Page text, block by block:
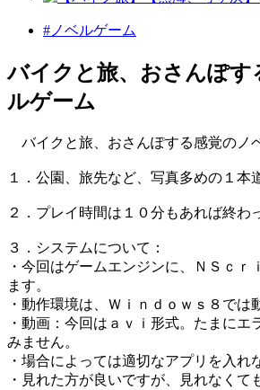
#ノベルゲーム
バイクと旅、おさんぽす
ルゲーム
バイクと旅、おさんぽする感覚のノ
１．公園、旅先など、写真多めの１本
２．プレイ時間は１０分もあれば終わ
３．システムについて：
・今回はゲームエンジンに、ＮＳｃｒ
ます。
・動作環境は、Ｗｉｎｄｏｗｓ８では
・動画：今回はａｖｉ形式。たまにエ
みません。
・場合によっては適切なアプリを入れ
・見れた方が良いですが、見れなくて